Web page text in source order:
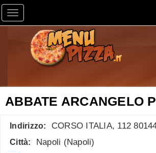
Toggle navigation
ABBATE ARCANGELO
Indirizzo: CORSO ITALIA, 112
Città: Napoli (Napoli)